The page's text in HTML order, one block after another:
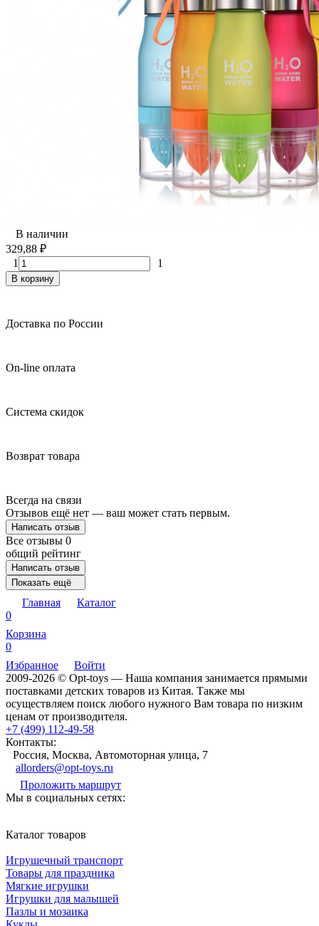
В наличии
329,88 ₽
1
1
В корзину
Доставка по России
On-line оплата
Система скидок
Возврат товара
Всегда на связи
Отзывов ещё нет — ваш может стать первым.
Написать отзыв
Все отзывы 0
общий рейтинг
Написать отзыв
Показать ещё
Главная
Каталог
0
Корзина
0
Избранное
Войти
2009-2026 © Opt-toys — Наша компания занимается прямыми
поставками детских товаров из Китая. Также мы
осуществляем поиск любого нужного Вам товара по низким
ценам от производителя.
+7 (499) 112-49-58
Контакты:
Россия, Москва, Автомоторная улица, 7
allorders@opt-toys.ru
Проложить маршрут
Мы в социальных сетях:
Каталог товаров
Игрушечный транспорт
Товары для праздника
Мягкие игрушки
Игрушки для малышей
Пазлы и мозаика